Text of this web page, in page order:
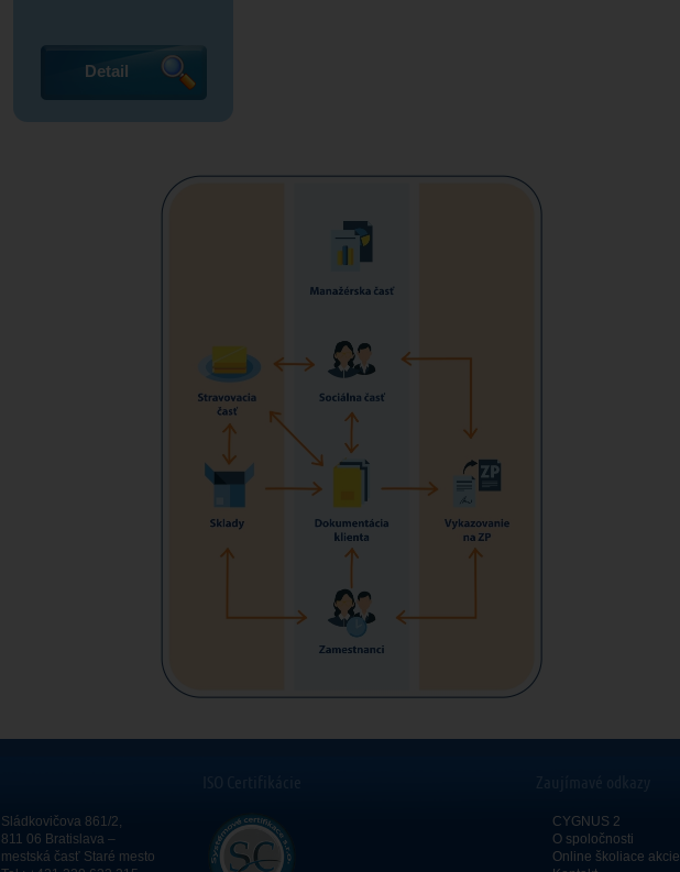
Detail
Sládkovičova 861/2,
811 06 Bratislava –
mestská časť Staré mesto
CYGNUS 2
O spoločnosti
Online školiace akcie